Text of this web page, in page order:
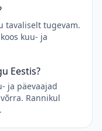
tavaliselt tugevam.
kuu- ja
Eestis?
ja päevaajad
Rannikul